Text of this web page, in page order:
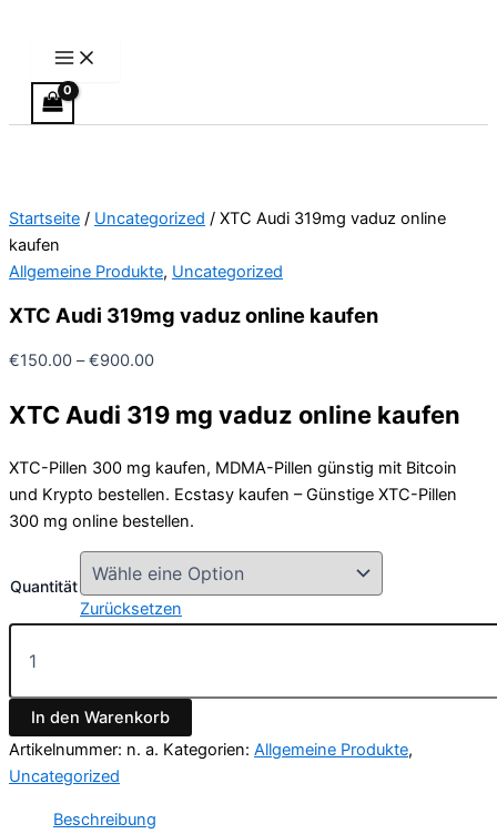
springen
Startseite / Uncategorized / XTC Audi 319mg vaduz online
kaufen
Allgemeine Produkte, Uncategorized
XTC Audi 319mg vaduz online kaufen
€150.00 –€900.00
XTC Audi 319 mg vaduz online kaufen
XTC-Pillen 300 mg kaufen, MDMA-Pillen günstig mit Bitcoin
und Krypto bestellen. Ecstasy kaufen – Günstige XTC-Pillen
300 mg online bestellen.
Quantität
Zurücksetzen
319mg
online
kaufen
In den Warenkorb
Artikelnummer: n. a. Kategorien: Allgemeine Produkte,
Uncategorized
Beschreibung
können